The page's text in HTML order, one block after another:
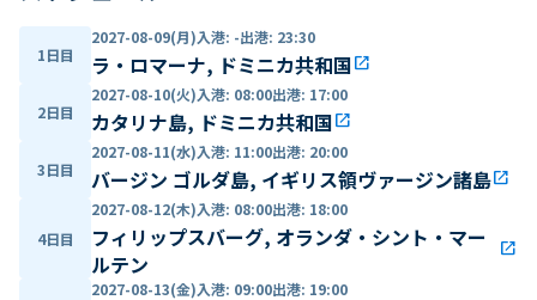
1日目
2027-08-09(月)入港: -出港: 23:30
ラ・ロマーナ, ドミニカ共和国open_in_new
2日目
2027-08-10(火)入港: 08:00出港: 17:00
カタリナ島, ドミニカ共和国open_in_new
3日目
2027-08-11(水)入港: 11:00出港: 20:00
バージン ゴルダ島, イギリス領ヴァージン諸島open_in_new
4日目
2027-08-12(木)入港: 08:00出港: 18:00
フィリップスバーグ, オランダ・シント・マー
ルテン
open_in_new
2027-08-13(金)入港: 09:00出港: 19:00